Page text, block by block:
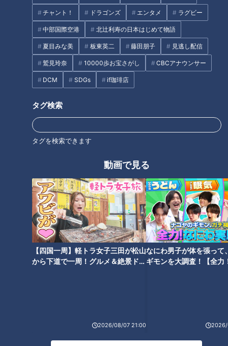
チャント！ ドラゴンズ エンタメ ラグビー
中部国際空港 北辻利寿の日本はじめて物語
夏目みな美 板東英二 藤田朋子 見逃し配信
鷲見玲奈 10000歩お宝さがし CBCアナウンサー
DCM SDGs if珈琲店
タグ検索
タグを検索できます
動画で見る
【四国一周】軽トラ女子三田が松山
から下道で一周！グルメ＆絶景ドラ
2026/08/07 21:00
なにわ男子が体を張って
ギモンを大調査！【全力
2026/
食べ放題!安くておいしい!大満
足のお肉・うなぎ・海鮮!夏に食
べたいコスパ最強グルメ
ジャンボ海水プールよりひと足
先にオープン「スパキッズ」
まるでウォータースライダー！
近鉄特急「ひのとり」展望席最
前列を初体験
る問題
グルメ おでかけ チャント！